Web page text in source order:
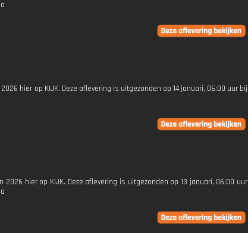
hier op KIJK. Deze aflevering is uitgezonden op 14 januari, 06:00 uur bij
hier op KIJK. Deze aflevering is uitgezonden op 13 januari, 06:00 uur